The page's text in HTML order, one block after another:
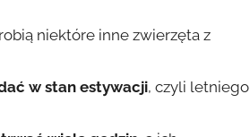
niektóre inne zwierzęta z
w stan estywacji, czyli letniego